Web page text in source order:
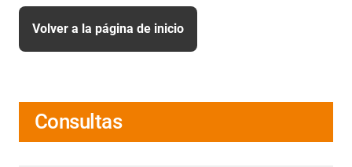
Volver a la página de inicio
Consultas